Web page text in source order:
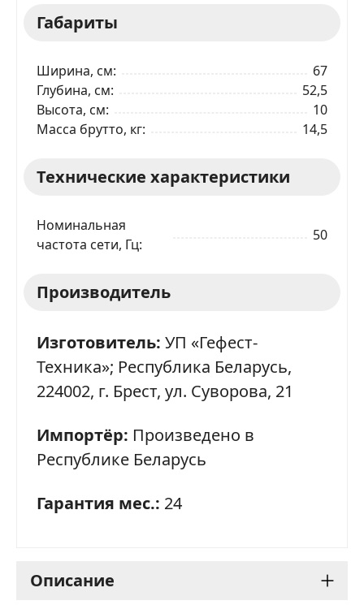
Габариты
Ширина, см
67
Глубина, см
52,5
Высота, см
10
Масса брутто, кг
14,5
Технические характеристики
Номинальная
частота сети, Гц
50
Производитель
Изготовитель: УП «Гефест-
Техника»; Республика Беларусь,
224002, г. Брест, ул. Суворова, 21
Импортёр: Произведено в
Республике Беларусь
Гарантия мес.: 24
Описание
площадки